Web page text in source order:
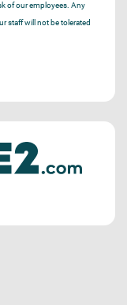
of our employees. Any
staff will not be tolerated